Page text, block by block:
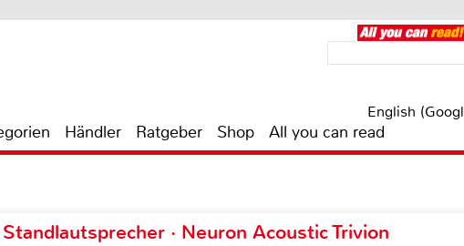
English
Händler Ratgeber Shop All you can read
· Neuron Acoustic Trivion